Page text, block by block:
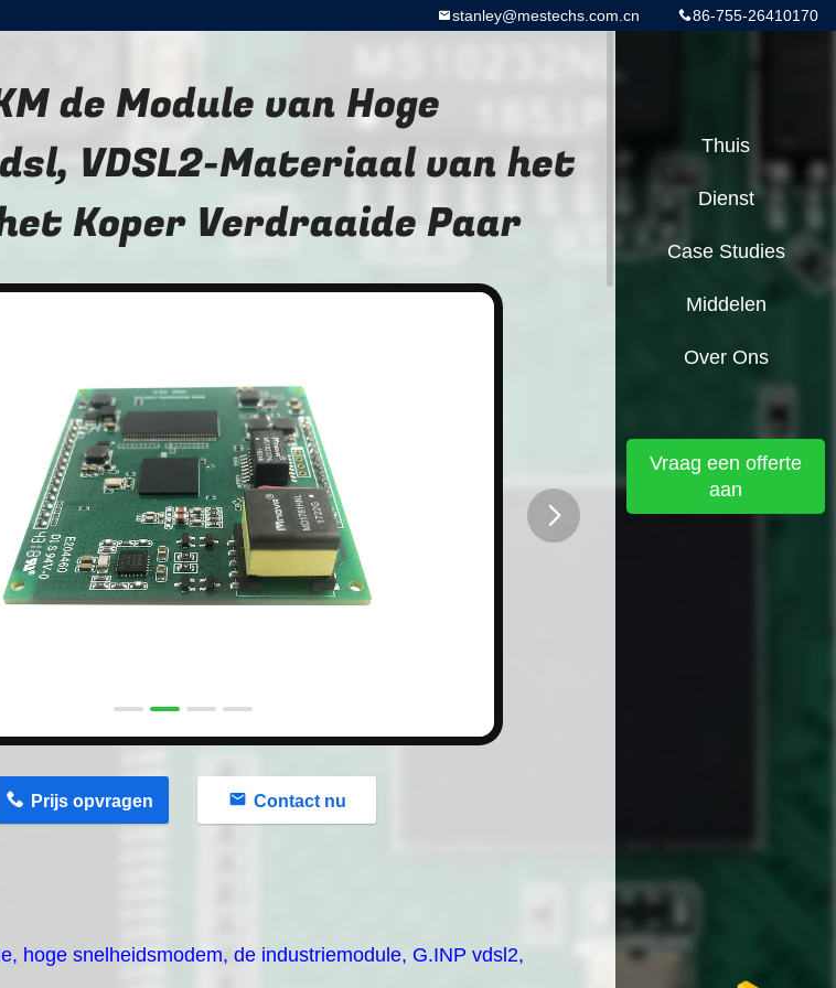
86-755-26410170
stanley@mestechs.com.cn
de Module van Hoge
VDSL2-Materiaal van het
Koper Verdraaide Paar
Prijs opvragen Contact nu
hoge snelheidsmodem, de industriemodule, G.INP vdsl2,
Thuis
Dienst
Case Studies
Middelen
Over Ons
Vraag een offerte
aan